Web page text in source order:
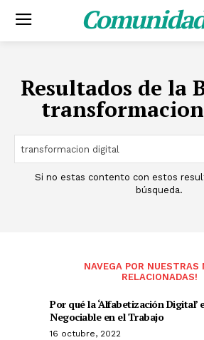
Resultados de la
Si no estas contento con estos
búsqueda.
NAVEGA POR NUESTRAS
RELACIONADAS!
Por qué la ‘Alfabetización Digital’
Negociable en el Trabajo
16 octubre, 2022